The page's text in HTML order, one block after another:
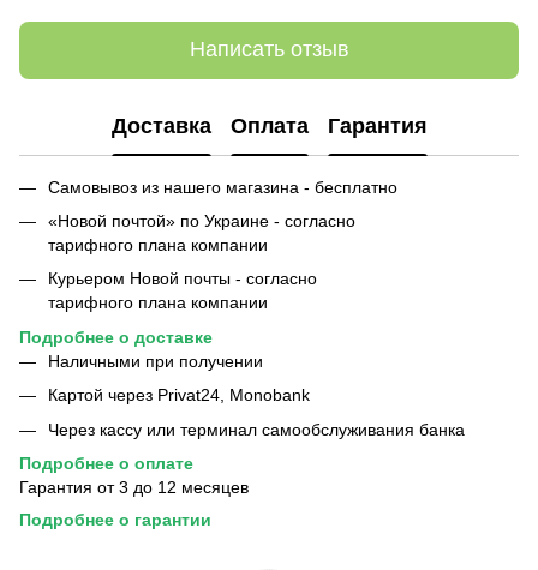
Написать отзыв
Доставка Оплата Гарантия
Самовывоз из нашего магазина - бесплатно
«Новой почтой» по Украине - согласно
тарифного плана компании
Курьером Новой почты - согласно
тарифного плана компании
Подробнее о доставке
Наличными при получении
Картой через Privat24, Monobank
Через кассу или терминал самообслуживания банка
Подробнее о оплате
Гарантия от 3 до 12 месяцев
Подробнее о гарантии